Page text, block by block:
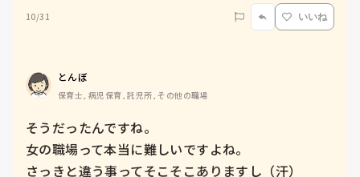
10/31 いいね
とんぼ
保育士, 病児保育, 託児所, その他の職場
そうだったんですね。
女の職場って本当に難しいですよね。
さっきと違う事ってそこそこありますし（汗）